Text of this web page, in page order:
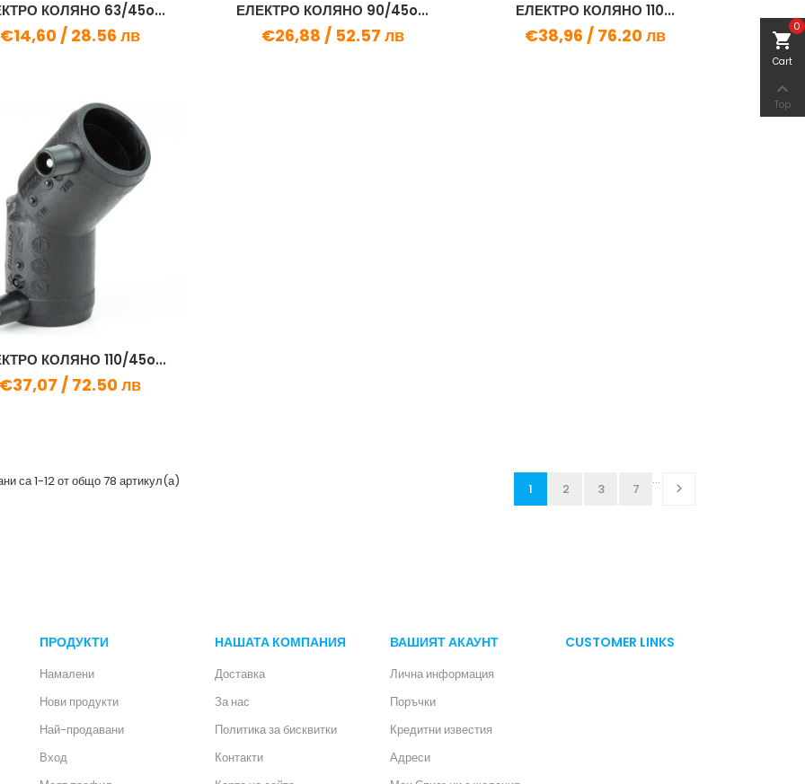
КОЛЯНО 63/45o...
€14,60 / 28.56 лв
ЕЛЕКТРО КОЛЯНО 90/45o...
€26,88 / 52.57 лв
ЕЛЕКТРО КОЛЯНО 110...
€38,96 / 76.20 лв
КОЛЯНО 110/45o...
/ 72.50 лв
са 1-12 от общо 78 артикул(а) 1 2 3
…
7 
ПРОДУКТИ
Намалени
Нови продукти
Най-продавани
Вход
НАШАТА КОМПАНИЯ
Доставка
За нас
Политика за бисквитки
Контакти
ВАШИЯТ АКАУНТ
Лична информация
Поръчки
Кредитни известия
Адреси
CUSTOMER LINKS
shopping_cart
Cart
0

Top